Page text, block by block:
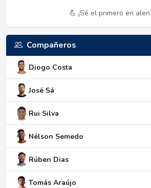
💪 ¡Sé el primero en
Compañeros
Diogo Costa
José Sá
Rui Silva
Nélson Semedo
Rúben Dias
Tomás Araújo